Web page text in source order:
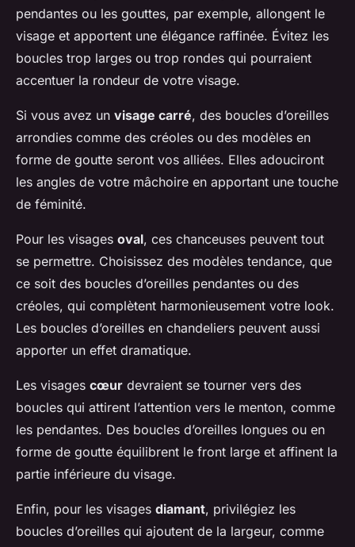
pendantes ou les gouttes, par exemple, allongent le
visage et apportent une élégance raffinée. Évitez les
boucles trop larges ou trop rondes qui pourraient
accentuer la rondeur de votre visage.
Si vous avez un visage carré, des boucles d’oreilles
arrondies comme des créoles ou des modèles en
forme de goutte seront vos alliées. Elles adouciront
les angles de votre mâchoire en apportant une touche
de féminité.
Pour les visages oval, ces chanceuses peuvent tout
se permettre. Choisissez des modèles tendance, que
ce soit des boucles d’oreilles pendantes ou des
créoles, qui complètent harmonieusement votre look.
Les boucles d’oreilles en chandeliers peuvent aussi
apporter un effet dramatique.
Les visages cœur devraient se tourner vers des
boucles qui attirent l’attention vers le menton, comme
les pendantes. Des boucles d’oreilles longues ou en
forme de goutte équilibrent le front large et affinent la
partie inférieure du visage.
Enfin, pour les visages diamant, privilégiez les
boucles d’oreilles qui ajoutent de la largeur, comme